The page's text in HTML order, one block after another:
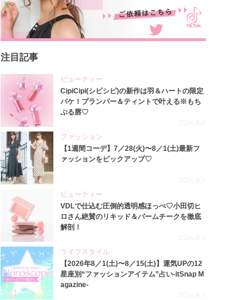
注目記事
ビューティー
CipiCipi(シピシピ)の新作は羽＆ハートの限定
パケ！プランパー＆ティントで叶える※もち
ぷる唇♡
2026.8.6
ファッション
【1週間コーデ】7／28(火)〜8／1(土)最新フ
ァッションをピックアップ♡
2026.8.5
ビューティー
VDLで仕込む圧倒的透明感ほっぺ♡小田切ヒ
ロさん絶賛のリキッド＆バームチークを徹底
解剖！
2026.8.4
ライフスタイル
【2026年8／1(土)〜8／15(土)】運気UPの12
星座別“ファッションアイテム”占い-itSnap M
agazine-
2026.8.1